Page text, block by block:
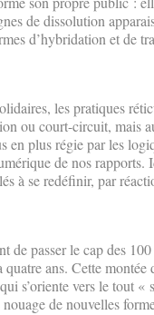
de dissolution
d’hybridation et de
les pratiques
ou court-circuit, mais
en plus régie par les
de nos
à se redéfinir, par
de passer le cap des
ans. Cette montée
s’oriente vers le tout «
de nouvelles